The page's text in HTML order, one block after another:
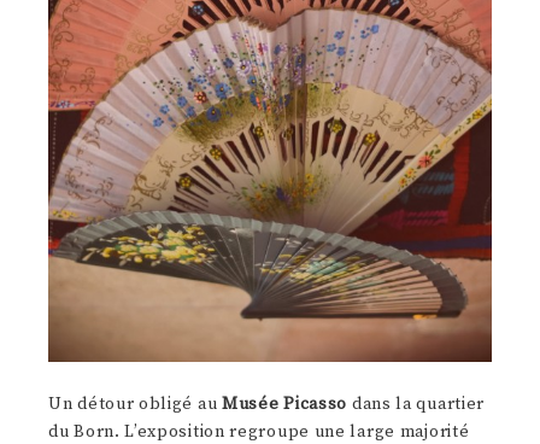
Un détour obligé au Musée Picasso dans la quartier
du Born. L’exposition regroupe une large majorité